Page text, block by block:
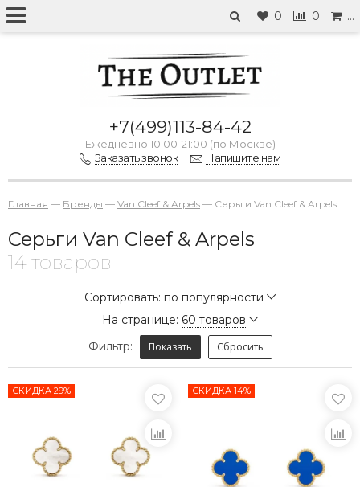
0 0 …
+7(499)113-84-42
Ежедневно 10:00-21:00 (по Москве)
Заказать звонок
Напишите нам
Главная — Бренды — Van Cleef & Arpels — Серьги Van Cleef & Arpels
Серьги Van Cleef & Arpels
14 товаров
Сортировать: по популярности
На странице: 60 товаров
Фильтр:
Показать Сбросить
СКИДКА 29% СКИДКА 14%